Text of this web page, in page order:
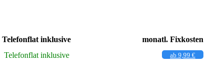
Telefonflat inklusive
monatl. Fixkosten
Telefonflat inklusive ab 9,99 €